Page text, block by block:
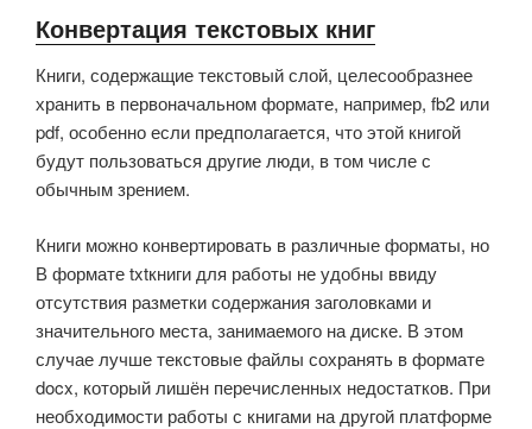
Конвертация текстовых книг
Книги, содержащие текстовый слой, целесообразнее
хранить в первоначальном формате, например, fb2 или
pdf, особенно если предполагается, что этой книгой
будут пользоваться другие люди, в том числе с
обычным зрением.
Книги можно конвертировать в различные форматы, но
В формате txtкниги для работы не удобны ввиду
отсутствия разметки содержания заголовками и
значительного места, занимаемого на диске. В этом
случае лучше текстовые файлы сохранять в формате
docx, который лишён перечисленных недостатков. При
необходимости работы с книгами на другой платформе